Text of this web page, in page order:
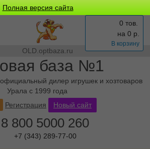
Полная версия сайта
OLD.optbaza.ru
база №1
дилер игрушек и хозтоваров
Урала с 1999 года
0 тов.
на 0 р.
В корзину
Регистрация Новый сайт
8 800 5000 260
+7 (343) 289-77-00